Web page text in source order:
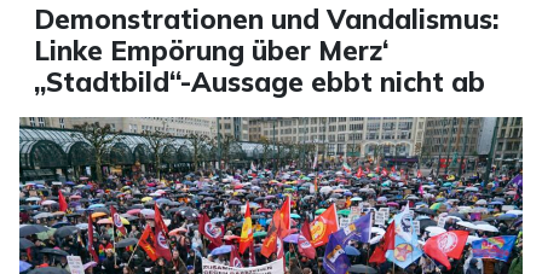
Demonstrationen und Vandalismus:
Linke Empörung über Merz‘
„Stadtbild“-Aussage ebbt nicht ab